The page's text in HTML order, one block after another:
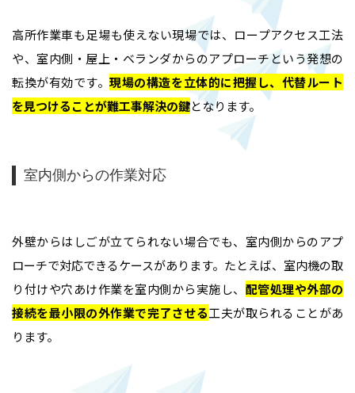
高所作業車も足場も使えない現場では、ロープアクセス工法
や、室内側・屋上・ベランダからのアプローチという発想の
転換が有効です。現場の構造を立体的に把握し、代替ルート
を見つけることが難工事解決の鍵となります。
室内側からの作業対応
外壁からはしごが立てられない場合でも、室内側からのアプ
ローチで対応できるケースがあります。たとえば、室内機の取
り付けや穴あけ作業を室内側から実施し、 配管処理や外部の
接続を最小限の外作業で完了させる工夫が取られることがあ
ります。